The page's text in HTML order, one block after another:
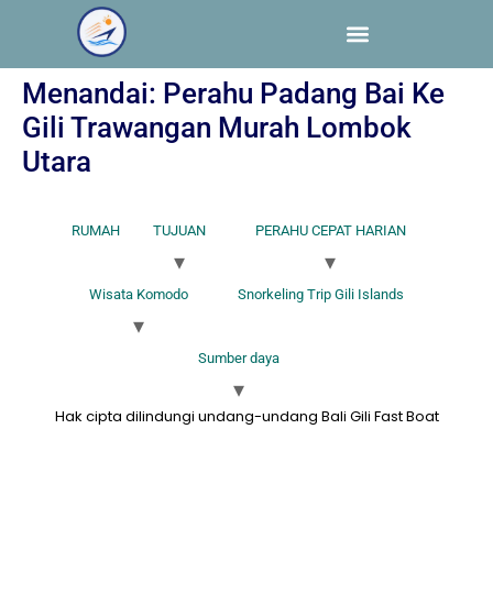
Menandai: Perahu Padang Bai Ke
Gili Trawangan Murah Lombok
Utara
RUMAH TUJUAN PERAHU CEPAT HARIAN
Wisata Komodo Snorkeling Trip Gili Islands
Sumber daya
Hak cipta dilindungi undang-undang Bali Gili Fast Boat